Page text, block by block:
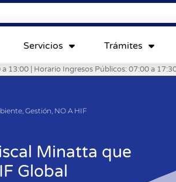
Servicios Trámites
13:00 | Horario Ingresos Públicos: 07:00 a
,Gestión NO A HIF
Minatta que
Global